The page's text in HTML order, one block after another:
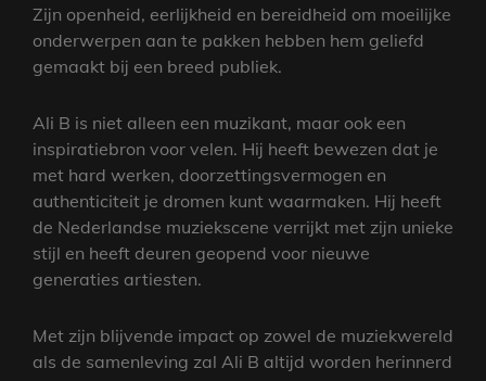
Zijn openheid, eerlijkheid en bereidheid om moeilijke
onderwerpen aan te pakken hebben hem geliefd
gemaakt bij een breed publiek.
Ali B is niet alleen een muzikant, maar ook een
inspiratiebron voor velen. Hij heeft bewezen dat je
met hard werken, doorzettingsvermogen en
authenticiteit je dromen kunt waarmaken. Hij heeft
de Nederlandse muziekscene verrijkt met zijn unieke
stijl en heeft deuren geopend voor nieuwe
generaties artiesten.
Met zijn blijvende impact op zowel de muziekwereld
als de samenleving zal Ali B altijd worden herinnerd